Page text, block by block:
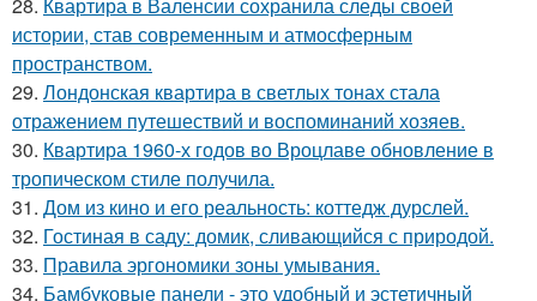
28. Квартира в Валенсии сохранила следы своей
истории, став современным и атмосферным
пространством.
29. Лондонская квартира в светлых тонах стала
отражением путешествий и воспоминаний хозяев.
30. Квартира 1960-х годов во Вроцлаве обновление в
тропическом стиле получила.
31. Дом из кино и его реальность: коттедж дурслей.
32. Гостиная в саду: домик, сливающийся с природой.
33. Правила эргономики зоны умывания.
34. Бамбуковые панели - это удобный и эстетичный